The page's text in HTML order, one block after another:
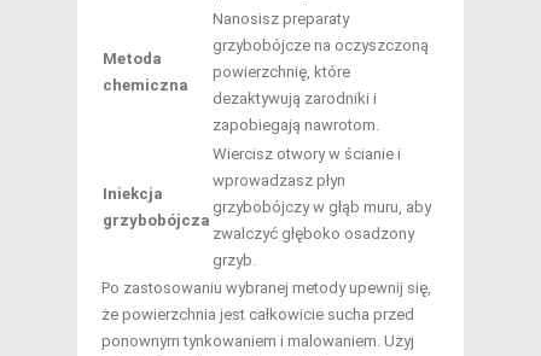
Metoda
chemiczna
Nanosisz preparaty
grzybobójcze na oczyszczoną
powierzchnię, które
dezaktywują zarodniki i
zapobiegają nawrotom.
Iniekcja
grzybobójcza
Wiercisz otwory w ścianie i
wprowadzasz płyn
grzybobójczy w głąb muru, aby
zwalczyć głęboko osadzony
grzyb.
Po zastosowaniu wybranej metody upewnij się,
że powierzchnia jest całkowicie sucha przed
ponownym tynkowaniem i malowaniem. Użyj